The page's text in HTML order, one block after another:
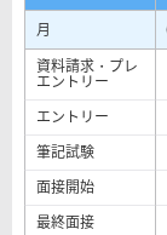
月
資料請求・プレ
エントリー
エントリー
筆記試験
面接開始
最終面接